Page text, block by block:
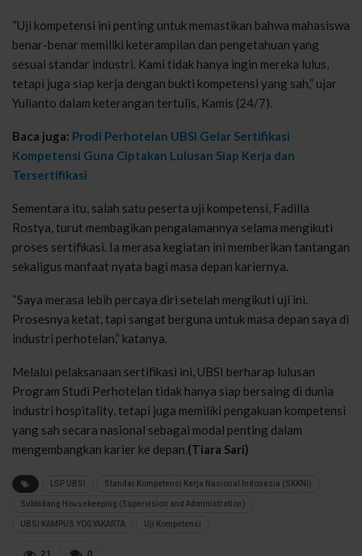
“Uji kompetensi ini penting untuk memastikan bahwa mahasiswa
benar-benar memiliki keterampilan dan pengetahuan yang
sesuai standar industri. Kami tidak hanya ingin mereka lulus,
tetapi juga siap kerja dengan bukti kompetensi yang sah,” ujar
Yulianto dalam keterangan tertulis, Kamis (24/7).
Baca juga: Prodi Perhotelan UBSI Gelar Sertifikasi
Kompetensi Guna Ciptakan Lulusan Siap Kerja dan
Tersertifikasi
Sementara itu, salah satu peserta uji kompetensi, Fadilla
Rostya, turut membagikan pengalamannya selama mengikuti
proses sertifikasi. Ia merasa kegiatan ini memberikan tantangan
sekaligus manfaat nyata bagi masa depan kariernya.
“Saya merasa lebih percaya diri setelah mengikuti uji ini.
Prosesnya ketat, tapi sangat berguna untuk masa depan saya di
industri perhotelan,” katanya.
Melalui pelaksanaan sertifikasi ini, UBSI berharap lulusan
Program Studi Perhotelan tidak hanya siap bersaing di dunia
industri hospitality, tetapi juga memiliki pengakuan kompetensi
yang sah secara nasional sebagai modal penting dalam
mengembangkan karier ke depan.(Tiara Sari)
LSP UBSI Standar Kompetensi Kerja Nasional Indonesia (SKKNI)
Subbidang Housekeeping (Supervision and Administration)
UBSI KAMPUS YOGYAKARTA Uji Kompetensi